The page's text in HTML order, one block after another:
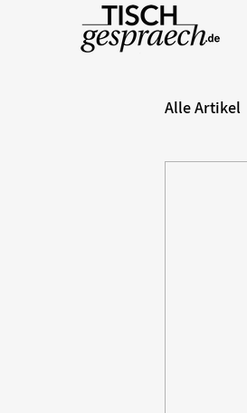
Alle Artikel